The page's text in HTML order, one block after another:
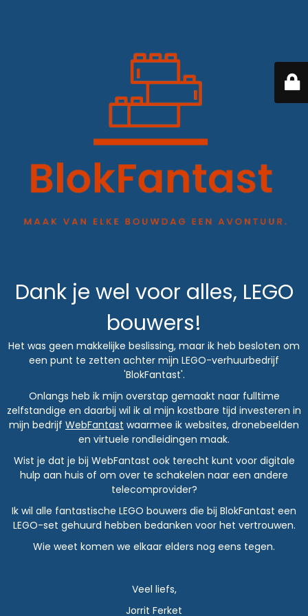
Dank je wel voor alles, LEGO
bouwers!
Het was geen makkelijke beslissing, maar ik heb besloten om
een punt te zetten achter mijn LEGO-verhuurbedrijf
'BlokFantast'.
Onlangs heb ik mijn overstap gemaakt naar fulltime
zelfstandige en daarbij wil ik al mijn kostbare tijd investeren in
mijn bedrijf WebFantast waarmee ik websites, dronebeelden
en virtuele rondleidingen maak.
Wist je dat je bij WebFantast ook terecht kunt voor digitale
hulp aan huis of om over te schakelen naar een andere
telecomprovider?
Ik wil alle fantastische LEGO bouwers die bij BlokFantast een
LEGO-set gehuurd hebben bedanken voor het vertrouwen.
Wie weet komen we elkaar elders nog eens tegen.
Veel liefs,
Jorrit Ferket